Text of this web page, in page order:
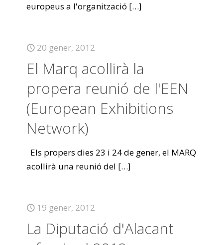
europeus a l'organització […]
20 gener, 2012
El Marq acollirà la
propera reunió de l'EEN
(European Exhibitions
Network)
Els propers dies 23 i 24 de gener, el MARQ
acollirà una reunió del […]
19 gener, 2012
La Diputació d'Alacant